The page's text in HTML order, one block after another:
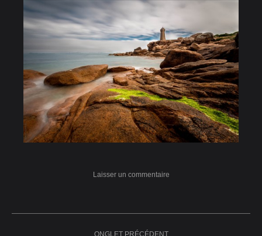
Laisser un commentaire
NavigationONGLET PRÉCÉDENT